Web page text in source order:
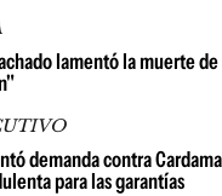
lamentó la muerte
demanda contra
para las garantías